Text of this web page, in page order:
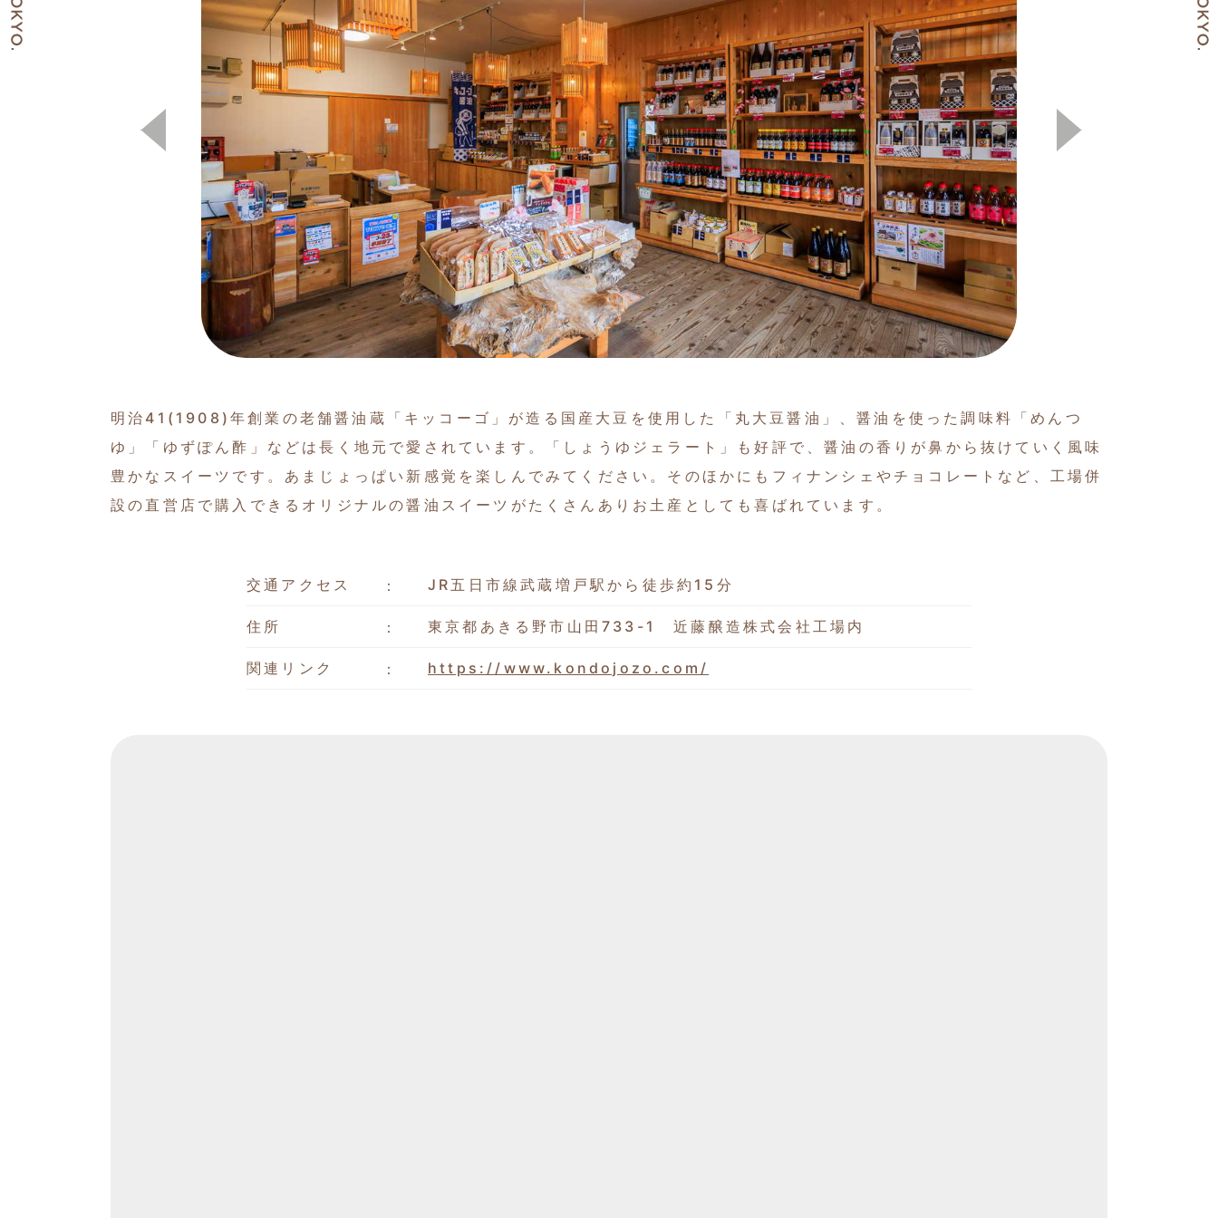
泊まる・癒やされる
季節の特集記事
明治41(1908)年創業の老舗醤油蔵「キッコーゴ」が造る国産大豆を使用した「丸大豆醤油」、醤油を使った調味料「めんつ
ゆ」「ゆずぽん酢」などは長く地元で愛されています。「しょうゆジェラート」も好評で、醤油の香りが鼻から抜けていく風味
豊かなスイーツです。あまじょっぱい新感覚を楽しんでみてください。そのほかにもフィナンシェやチョコレートなど、工場併
設の直営店で購入できるオリジナルの醤油スイーツがたくさんありお土産としても喜ばれています。
交通アクセス JR五日市線武蔵増戸駅から徒歩約15分
住所 東京都あきる野市山田733-1 近藤醸造株式会社工場内
関連リンク https://www.kondojozo.com/